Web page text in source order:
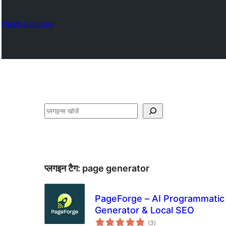
Plugin Directory
खोजें
प्लगइन टैग: page generator
PageForge – AI Programmatic
Generator & Local SEO
(3कुल
)